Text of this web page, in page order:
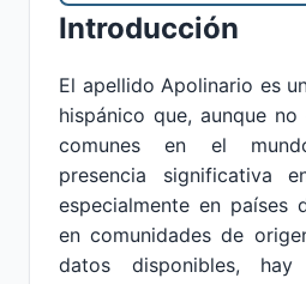
Introducción
El apellido Apolinario es
hispánico que, aunque
comunes en el
presencia significativa
especialmente en países
en comunidades de
datos disponibles, hay